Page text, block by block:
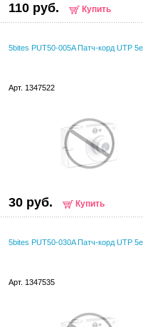
110 руб. Купить
5bites PUT50-005A Патч-корд UTP
Арт. 1347522
30 руб. Купить
5bites PUT50-030A Патч-корд UTP
Арт. 1347535